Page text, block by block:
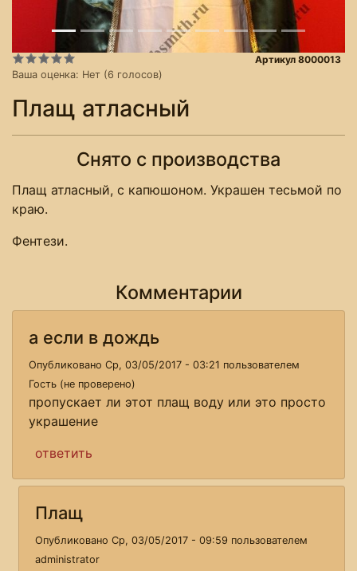
Ваша оценка: Нет (6 голосов)
Артикул 8000013
Плащ атласный
Снято с производства
Плащ атласный, с капюшоном. Украшен тесьмой по
краю.
Фентези.
Комментарии
а если в дождь
Опубликовано Ср, 03/05/2017 - 03:21 пользователем
Гость (не проверено)
пропускает ли этот плащ воду или это просто
украшение
ответить
Плащ
Опубликовано Ср, 03/05/2017 - 09:59 пользователем
administrator